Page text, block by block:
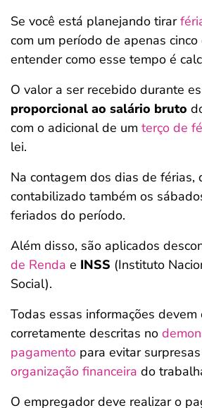
Se você está planejando tirar
com um período de apenas
entender como esse tempo é
O valor a ser recebido durante
proporcional ao salário bruto
com o adicional de um terço de
lei.
Na contagem dos dias de férias,
contabilizado também os
feriados do período.
Além disso, são aplicados
de Renda e INSS (Instituto
Social).
Todas essas informações devem
corretamente descritas no
pagamento para evitar
organização financeira do
O empregador deve realizar o